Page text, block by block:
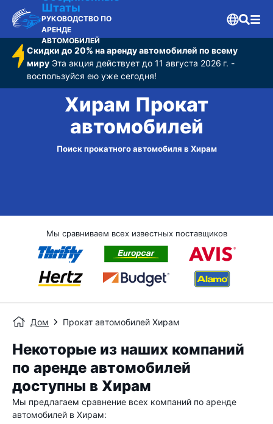
Штаты
РУКОВОДСТВО ПО
АРЕНДЕ
АВТОМОБИЛЕЙ
Скидки до 20% на аренду автомобилей по всему
мируЭта акция действует до 11 августа 2026 г. -
воспользуйся ею уже сегодня!
Хирам Прокат
автомобилей
Поиск прокатного автомобиля в Хирам
Мы сравниваем всех известных поставщиков
Дом Прокат автомобилей Хирам
Некоторые из наших компаний
по аренде автомобилей
доступны в Хирам
Мы предлагаем сравнение всех компаний по аренде
автомобилей в Хирам: